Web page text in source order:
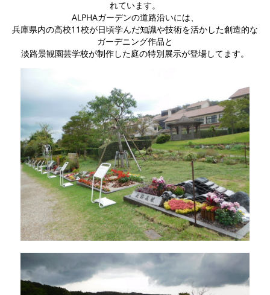
れています。
ALPHAガーデンの道路沿いには、
兵庫県内の高校11校が日頃学んだ知識や技術を活かした創造的な
ガーデニング作品と
淡路景観園芸学校が制作した庭の特別展示が登場してます。